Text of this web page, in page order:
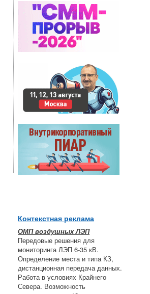
Контекстная реклама
ОМП воздушных ЛЭП
Передовые решения для
мониторинга ЛЭП 6-35 кВ.
Определение места и типа КЗ,
дистанционная передача данных.
Работа в условиях Крайнего
Севера. Возможность